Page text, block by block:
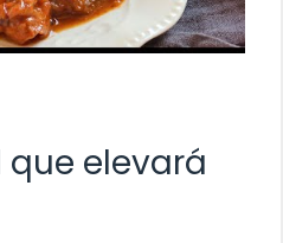
que elevará